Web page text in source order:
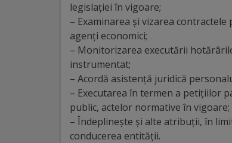
Deținători
titlului
„Merite
pentru
Ungheni”
legislaţiei în vigoare;
– Examinarea şi vizarea
agenţi economici;
– Monitorizarea executării
instrumentat;
– Acordă asistenţă juridică
– Executarea în termen a petiţiilor
public, actelor normative în vigoare;
– Îndeplineşte şi alte atribuții, în
conducerea entității.